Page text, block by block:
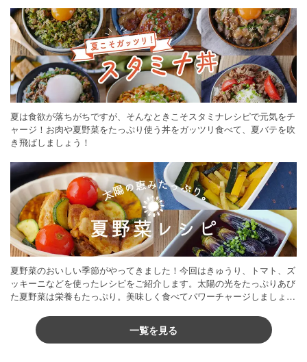
夏は食欲が落ちがちですが、そんなときこそスタミナレシピで元気をチ
ャージ！お肉や夏野菜をたっぷり使う丼をガッツリ食べて、夏バテを吹
き飛ばしましょう！
夏野菜のおいしい季節がやってきました！今回はきゅうり、トマト、ズ
ッキーニなどを使ったレシピをご紹介します。太陽の光をたっぷりあび
た夏野菜は栄養もたっぷり。美味しく食べてパワーチャージしましょう
一覧を見る